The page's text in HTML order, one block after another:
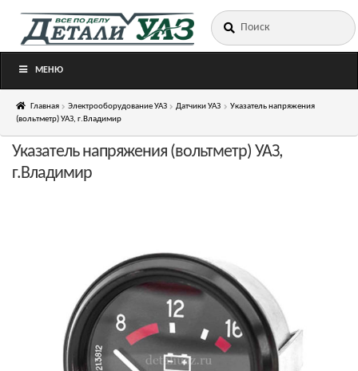
Перейти
Перейти
Искать:
МЕНЮ
Главная Электрооборудование УАЗ Датчики УАЗ
Указатель напряжения
(вольтметр) УАЗ, г.Владимир
Указатель напряжения (вольтметр) УАЗ,
г.Владимир